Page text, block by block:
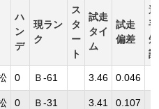
ハ
ン
デ
現ラン
ク
ス
タ
ー
ト
試走
タイ
ム
試走
偏差
選
手
短
評
0 Ｂ-61 3.46 0.046
0 Ｂ-31 3.41 0.107